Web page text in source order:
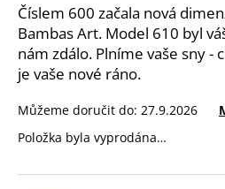
Číslem 600 začala nová
Bambas Art. Model 610 byl
nám zdálo. Plníme vaše sny -
je vaše nové ráno.
Můžeme doručit do: 27.9.2026
Položka byla vyprodána…
HLEDAT
D
o
o